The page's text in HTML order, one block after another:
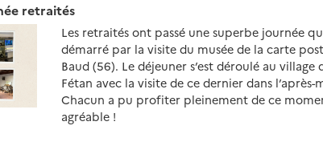
retraités
Les retraités ont passé une superbe journée
démarré par la visite du musée de la carte
Baud (56). Le déjeuner s’est déroulé au village
Fétan avec la visite de ce dernier dans l’après-
Chacun a pu profiter pleinement de ce
agréable !